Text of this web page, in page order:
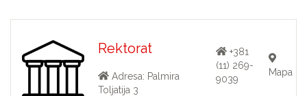
Rektorat
Adresa: Palmira
Toljatija 3
+381
(11) 269-
9039
Mapa